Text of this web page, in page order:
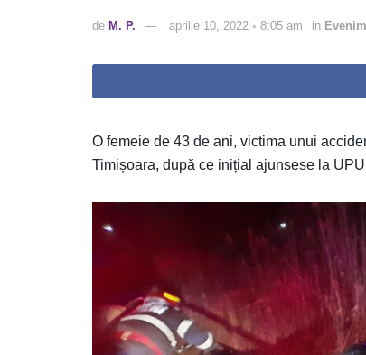
de M. P. aprilie 10, 2022 ◦ 8:05 am in
O femeie de 43 de ani, victima unui
Timișoara, după ce inițial ajunsese la